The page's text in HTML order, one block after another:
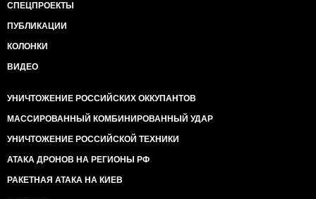
СПЕЦПРОЕКТЫ
ПУБЛИКАЦИИ
КОЛОНКИ
ВИДЕО
УНИЧТОЖЕНИЕ РОССИЙСКИХ ОККУПАНТОВ
МАССИРОВАННЫЙ КОМБИНИРОВАННЫЙ УДАР
УНИЧТОЖЕНИЕ РОССИЙСКОЙ ТЕХНИКИ
АТАКА ДРОНОВ НА РЕГИОНЫ РФ
РАКЕТНАЯ АТАКА НА КИЕВ